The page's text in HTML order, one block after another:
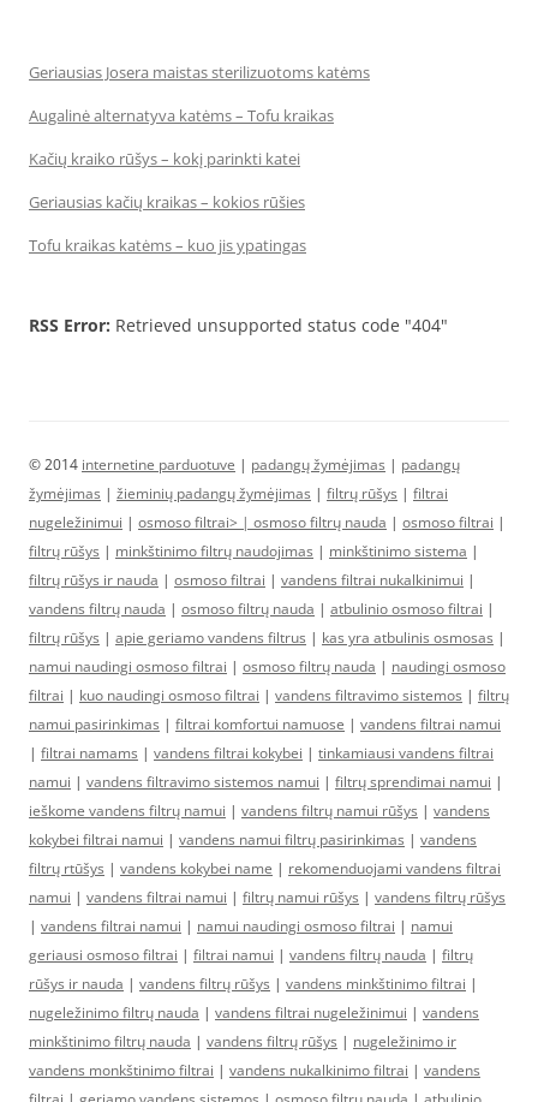
Geriausias Josera maistas sterilizuotoms katėms
Augalinė alternatyva katėms – Tofu kraikas
Kačių kraiko rūšys – kokį parinkti katei
Geriausias kačių kraikas – kokios rūšies
Tofu kraikas katėms – kuo jis ypatingas
RSS Error: Retrieved unsupported status code "404"
© 2014 internetine parduotuve | padangų žymėjimas | padangų
žymėjimas | žieminių padangų žymėjimas | filtrų rūšys | filtrai
nugeležinimui | osmoso filtrai> | osmoso filtrų nauda | osmoso filtrai |
filtrų rūšys | minkštinimo filtrų naudojimas | minkštinimo sistema |
filtrų rūšys ir nauda | osmoso filtrai | vandens filtrai nukalkinimui |
vandens filtrų nauda | osmoso filtrų nauda | atbulinio osmoso filtrai |
filtrų rūšys | apie geriamo vandens filtrus | kas yra atbulinis osmosas |
namui naudingi osmoso filtrai | osmoso filtrų nauda | naudingi osmoso
filtrai | kuo naudingi osmoso filtrai | vandens filtravimo sistemos | filtrų
namui pasirinkimas | filtrai komfortui namuose | vandens filtrai namui
| filtrai namams | vandens filtrai kokybei | tinkamiausi vandens filtrai
namui | vandens filtravimo sistemos namui | filtrų sprendimai namui |
ieškome vandens filtrų namui | vandens filtrų namui rūšys | vandens
kokybei filtrai namui | vandens namui filtrų pasirinkimas | vandens
filtrų rtūšys | vandens kokybei name | rekomenduojami vandens filtrai
namui | vandens filtrai namui | filtrų namui rūšys | vandens filtrų rūšys
| vandens filtrai namui | namui naudingi osmoso filtrai | namui
geriausi osmoso filtrai | filtrai namui | vandens filtrų nauda | filtrų
rūšys ir nauda | vandens filtrų rūšys | vandens minkštinimo filtrai |
nugeležinimo filtrų nauda | vandens filtrai nugeležinimui | vandens
minkštinimo filtrų nauda | vandens filtrų rūšys | nugeležinimo ir
vandens monkštinimo filtrai | vandens nukalkinimo filtrai | vandens